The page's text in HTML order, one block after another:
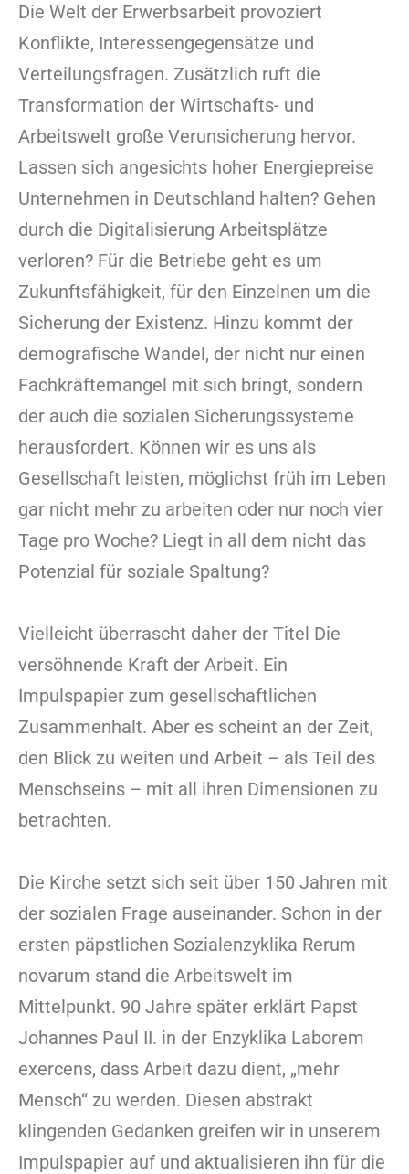
Die Welt der Erwerbsarbeit provoziert
Konflikte, Interessengegensätze und
Verteilungsfragen. Zusätzlich ruft die
Transformation der Wirtschafts- und
Arbeitswelt große Verunsicherung hervor.
Lassen sich angesichts hoher Energiepreise
Unternehmen in Deutschland halten? Gehen
durch die Digitalisierung Arbeitsplätze
verloren? Für die Betriebe geht es um
Zukunftsfähigkeit, für den Einzelnen um die
Sicherung der Existenz. Hinzu kommt der
demografische Wandel, der nicht nur einen
Fachkräftemangel mit sich bringt, sondern
der auch die sozialen Sicherungssysteme
herausfordert. Können wir es uns als
Gesellschaft leisten, möglichst früh im Leben
gar nicht mehr zu arbeiten oder nur noch vier
Tage pro Woche? Liegt in all dem nicht das
Potenzial für soziale Spaltung?
Vielleicht überrascht daher der Titel Die
versöhnende Kraft der Arbeit. Ein
Impulspapier zum gesellschaftlichen
Zusammenhalt. Aber es scheint an der Zeit,
den Blick zu weiten und Arbeit – als Teil des
Menschseins – mit all ihren Dimensionen zu
betrachten.
Die Kirche setzt sich seit über 150 Jahren mit
der sozialen Frage auseinander. Schon in der
ersten päpstlichen Sozialenzyklika Rerum
novarum stand die Arbeitswelt im
Mittelpunkt. 90 Jahre später erklärt Papst
Johannes Paul II. in der Enzyklika Laborem
exercens, dass Arbeit dazu dient, „mehr
Mensch“ zu werden. Diesen abstrakt
klingenden Gedanken greifen wir in unserem
Impulspapier auf und aktualisieren ihn für die